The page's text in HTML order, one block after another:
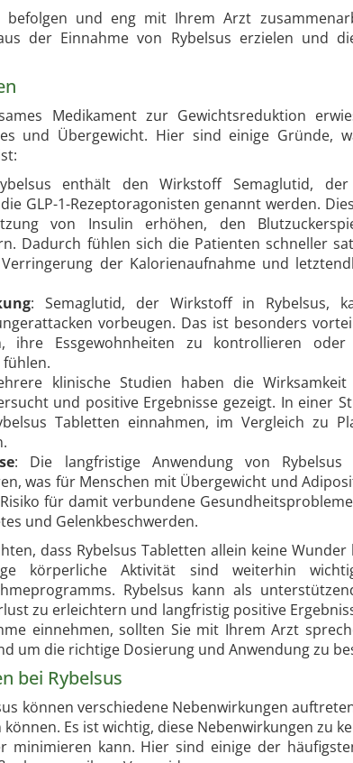
befolgen und eng mit Ihrem Arzt
der Einnahme von Rybelsus erzielen und
Medikament zur Gewichtsreduktion
und Übergewicht. Hier sind einige Gründe,
enthält den Wirkstoff Semaglutid,
GLP-1-Rezeptoragonisten genannt werden.
von Insulin erhöhen, den
Dadurch fühlen sich die Patienten schneller
der Kalorienaufnahme und
: Semaglutid, der Wirkstoff in Rybelsus,
vorbeugen. Das ist besonders
ihre Essgewohnheiten zu kontrollieren
klinische Studien haben die
und positive Ergebnisse gezeigt. In einer
Tabletten einnahmen, im Vergleich zu
: Die langfristige Anwendung von
was für Menschen mit Übergewicht und
für damit verbundene
und Gelenkbeschwerden.
dass Rybelsus Tabletten allein keine Wunder
körperliche Aktivität sind weiterhin
Rybelsus kann als
zu erleichtern und langfristig positive
einnehmen, sollten Sie mit Ihrem Arzt
um die richtige Dosierung und Anwendung zu
bei Rybelsus
können verschiedene Nebenwirkungen
Es ist wichtig, diese Nebenwirkungen zu
minimieren kann. Hier sind einige der